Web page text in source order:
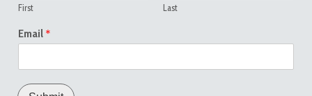
First Last
Email *